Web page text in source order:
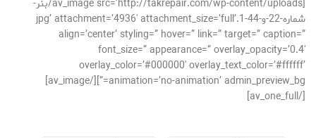
[av_image src=’http://takrepair.com/wp-content/uploads/بنر-
شماره-22-و-44-1.jpg’ attachment=’4936′ attachment_size=’full’
align=’center’ styling=” hover=” link=” target=” caption=”
font_size=” appearance=” overlay_opacity=’0.4′
overlay_color=’#000000′ overlay_text_color=’#ffffff’
animation=’no-animation’ admin_preview_bg=”][/av_image]
[/av_one_full]